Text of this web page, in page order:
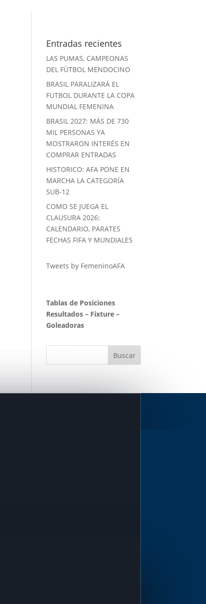
Entradas recientes
LAS PUMAS, CAMPEONAS
DEL FÚTBOL MENDOCINO
BRASIL PARALIZARÁ EL
FUTBOL DURANTE LA COPA
MUNDIAL FEMENINA
BRASIL 2027: MÁS DE 730
MIL PERSONAS YA
MOSTRARON INTERÉS EN
COMPRAR ENTRADAS
HISTORICO: AFA PONE EN
MARCHA LA CATEGORÍA
SUB-12
COMO SE JUEGA EL
CLAUSURA 2026:
CALENDARIO, PARATES
FECHAS FIFA Y MUNDIALES
Tweets by FemeninoAFA
Tablas de Posiciones
Resultados – Fixture –
Goleadoras